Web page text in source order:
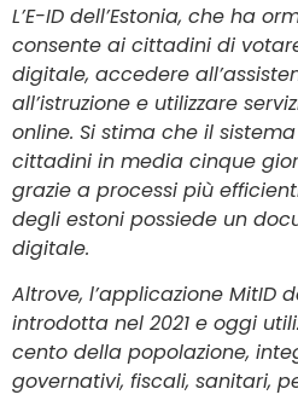
L’E-ID dell’Estonia, che ha
consente ai cittadini di
digitale, accedere
all’istruzione e utilizzare
online. Si stima che il
cittadini in media cinque
grazie a processi più
degli estoni possiede un
digitale.
Altrove, l’applicazione MitID
introdotta nel 2021 e oggi
cento della popolazione,
governativi, fiscali, sanitari,